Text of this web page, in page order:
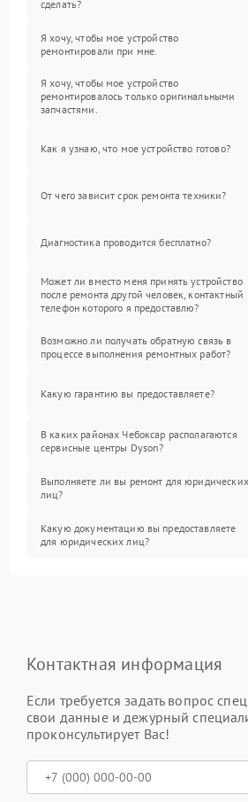
сделать?
Я хочу, чтобы мое устройство
ремонтировали при мне.
Я хочу, чтобы мое устройство
ремонтировалось только оригинальными
запчастями.
Как я узнаю, что мое устройство готово?
От чего зависит срок ремонта техники?
Диагностика проводится бесплатно?
Может ли вместо меня принять устройство
после ремонта другой человек, контактный
телефон которого я предоставлю?
Возможно ли получать обратную связь в
процессе выполнения ремонтных работ?
Какую гарантию вы предоставляете?
В каких районах Чебоксар располагаются
сервисные центры Dyson?
Выполняете ли вы ремонт для юридических
лиц?
Какую документацию вы предоставляете
для юридических лиц?
Контактная информация
Если требуется задать вопрос
свои данные и дежурный
проконсультирует Вас!